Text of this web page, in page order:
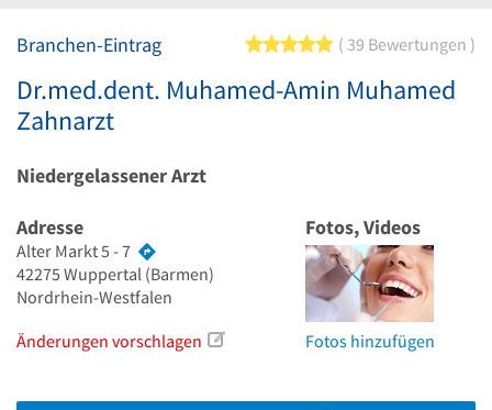
Branchen-Eintrag 5 von 5 Sternen
39 Bewertungen
Dr.med.dent. Muhamed-Amin Muhamed
Zahnarzt
Niedergelassener Arzt
Adresse
Alter Markt 5 - 7
42275Wuppertal (Barmen)
Nordrhein-Westfalen
Änderungen vorschlagen
Fotos, Videos
Fotos hinzufügen